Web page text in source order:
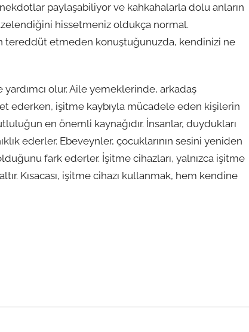
paylaşabiliyor ve kahkahalarla dolu anların
hissetmeniz oldukça normal.
tereddüt etmeden konuştuğunuzda, kendinizi ne
olur. Aile yemeklerinde, arkadaş
ederken, işitme kaybıyla mücadele eden kişilerin
en önemli kaynağıdır. İnsanlar, duydukları
ederler. Ebeveynler, çocuklarının sesini yeniden
fark ederler. İşitme cihazları, yalnızca işitme
Kısacası, işitme cihazı kullanmak, hem kendine